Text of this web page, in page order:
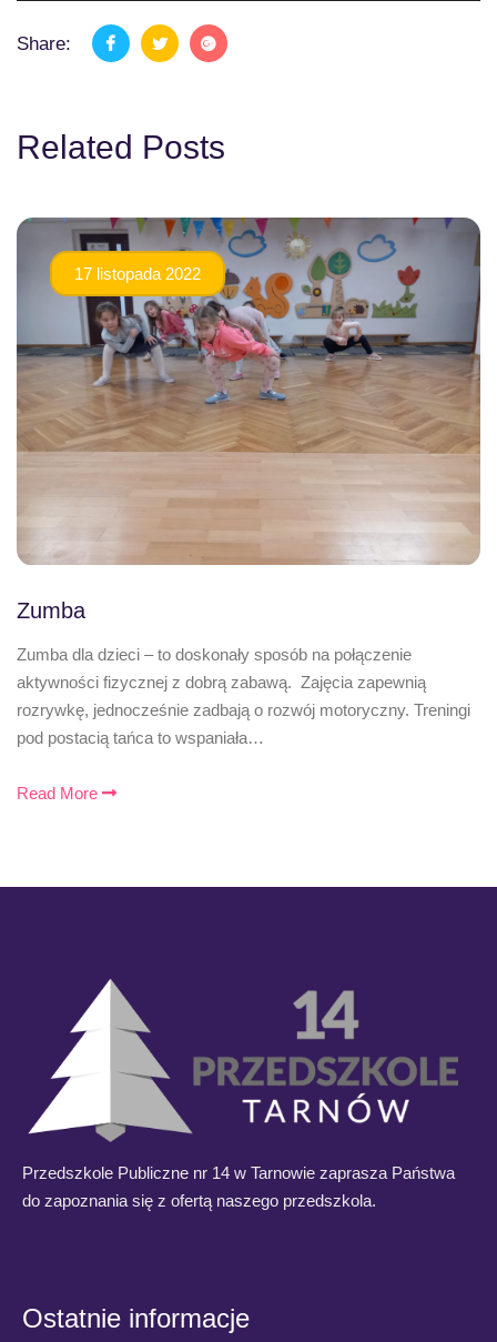
Share:
Related Posts
17 listopada 2022
Zumba
Zumba dla dzieci – to doskonały sposób na połączenie
aktywności fizycznej z dobrą zabawą. Zajęcia zapewnią
rozrywkę, jednocześnie zadbają o rozwój motoryczny. Treningi
pod postacią tańca to wspaniała…
Read More
Przedszkole Publiczne nr 14 w Tarnowie zaprasza Państwa
do zapoznania się z ofertą naszego przedszkola.
Ostatnie informacje